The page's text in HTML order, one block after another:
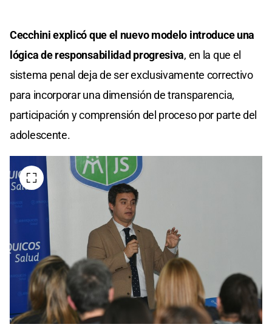
Cecchini explicó que el nuevo modelo introduce una
lógica de responsabilidad progresiva, en la que el
sistema penal deja de ser exclusivamente correctivo
para incorporar una dimensión de transparencia,
participación y comprensión del proceso por parte del
adolescente.